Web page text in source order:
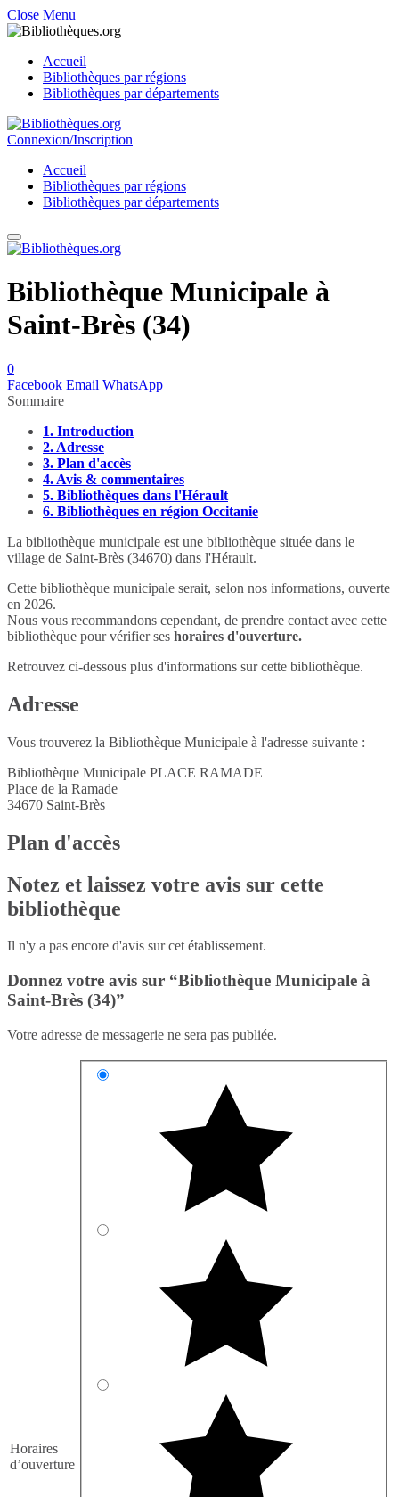
Close Menu
Accueil
Bibliothèques par régions
Bibliothèques par départements
Connexion/Inscription
Accueil
Bibliothèques par régions
Bibliothèques par départements
Bibliothèque Municipale à
Saint-Brès (34)
0
Facebook Email WhatsApp
Sommaire
1. Introduction
2. Adresse
3. Plan d'accès
4. Avis & commentaires
5. Bibliothèques dans l'Hérault
6. Bibliothèques en région Occitanie
La bibliothèque municipale est une bibliothèque située dans le
village de Saint-Brès (34670) dans l'Hérault.
Cette bibliothèque municipale serait, selon nos informations, ouverte
en 2026.
Nous vous recommandons cependant, de prendre contact avec cette
bibliothèque pour vérifier ses horaires d'ouverture.
Retrouvez ci-dessous plus d'informations sur cette bibliothèque.
Adresse
Vous trouverez la Bibliothèque Municipale à l'adresse suivante :
Bibliothèque Municipale PLACE RAMADE
Place de la Ramade
34670 Saint-Brès
Plan d'accès
Notez et laissez votre avis sur cette
bibliothèque
Il n'y a pas encore d'avis sur cet établissement.
Donnez votre avis sur “Bibliothèque Municipale à
Saint-Brès (34)”
Votre adresse de messagerie ne sera pas publiée.
Horaires
d’ouverture